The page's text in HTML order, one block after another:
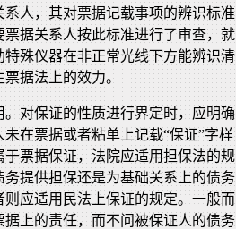
人，其对票据记载事项的辨识标准
据关系人按此标准进行了审查，就
殊仪器在非正常光线下方能辨识清
据法上的效力。
对保证的性质进行界定时，应明确
在票据或者粘单上记载“保证”字样
票据保证，法院应适用担保法的规
提供担保还是为基础关系上的债务
应适用民法上保证的规定。一般而
上的责任，而不问被保证人的债务